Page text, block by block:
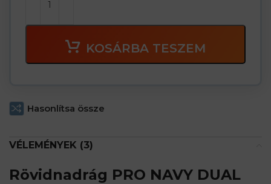
KOSÁRBA TESZEM
Hasonlítsa össze
VÉLEMÉNYEK (3)
Rövidnadrág PRO NAVY DUAL